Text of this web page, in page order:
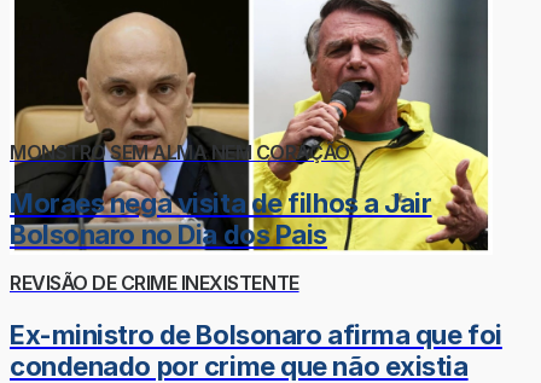
MONSTRO SEM ALMA NEM CORAÇÃO
Moraes nega visita de filhos a Jair
Bolsonaro no Dia dos Pais
REVISÃO DE CRIME INEXISTENTE
Ex-ministro de Bolsonaro afirma que foi
condenado por crime que não existia